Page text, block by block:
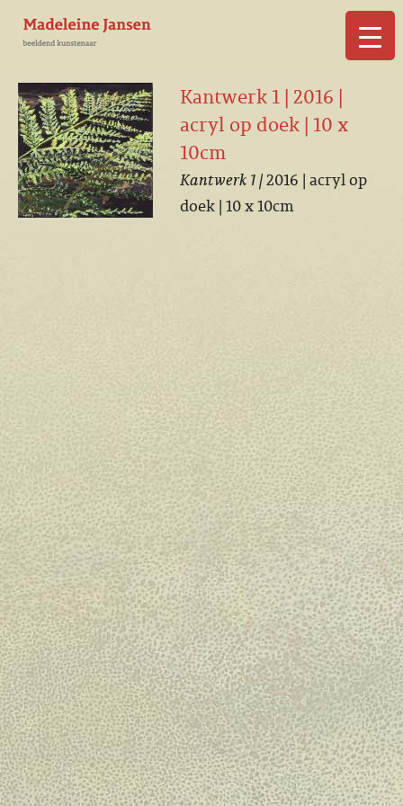
Kantwerk 1 | 2016 |
acryl op doek | 10 x
10cm
Kantwerk 1 |2016 | acryl op
doek | 10 x 10cm
▼